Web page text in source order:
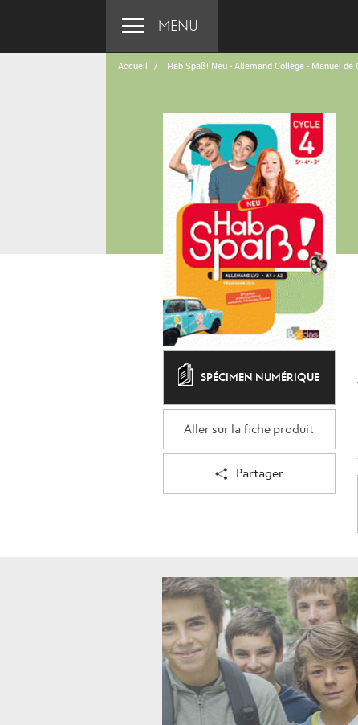
MENU
Accueil Hab Spaß! Neu - Allemand Collège - Manuel de
SPÉCIMEN NUMÉRIQUE
Aller sur la fiche produit
Partager